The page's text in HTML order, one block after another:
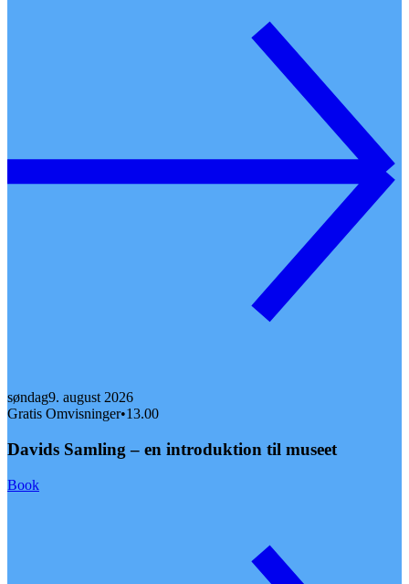
søndag9. august 2026
Gratis Omvisninger•13.00
Davids Samling – en introduktion til museet
Book